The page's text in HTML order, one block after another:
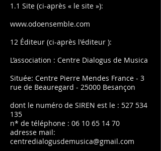
1.1 Site (ci-après « le site »):
www.odoensemble.com
12 Éditeur (ci-après l'éditeur ):
L’association : Centre Dialogus de Musica
Située: Centre Pierre Mendes France - 3
rue de Beauregard - 25000 Besançon
dont le numéro de SIREN est le : 527 534
135
n* de téléphone : 06 10 65 14 70
adresse mail:
centredialogusdemusica@gmail.com